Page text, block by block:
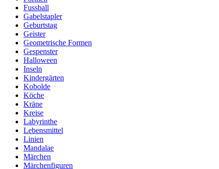
Fussball
Gabelstapler
Geburtstag
Geister
Geometrische Formen
Gespenster
Halloween
Inseln
Kindergärten
Kobolde
Köche
Kräne
Kreise
Labyrinthe
Lebensmittel
Linien
Mandalae
Märchen
Märchenfiguren